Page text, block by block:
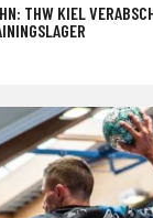
THW KIEL